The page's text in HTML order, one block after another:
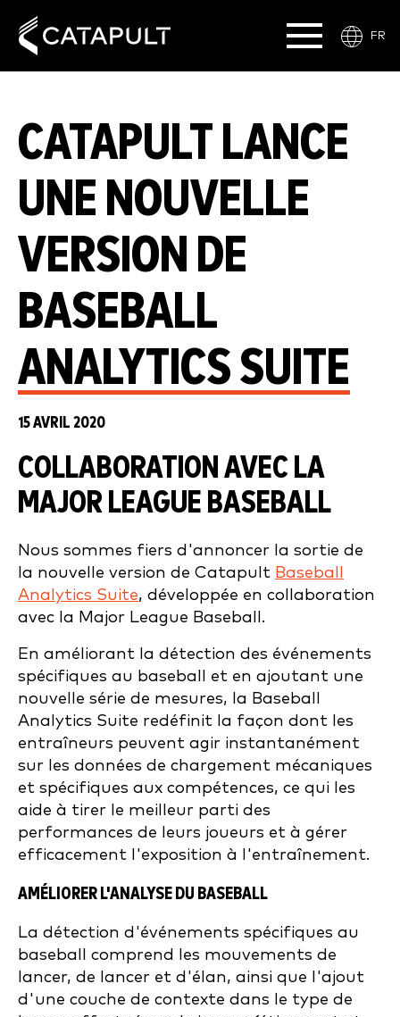
FR
CATAPULT LANCE
UNE NOUVELLE
VERSION DE
BASEBALL
ANALYTICS SUITE
15 AVRIL 2020
COLLABORATION AVEC LA
MAJOR LEAGUE BASEBALL
Nous sommes fiers d'annoncer la sortie de
la nouvelle version de Catapult Baseball
Analytics Suite, développée en collaboration
avec la Major League Baseball.
En améliorant la détection des événements
spécifiques au baseball et en ajoutant une
nouvelle série de mesures, la Baseball
Analytics Suite redéfinit la façon dont les
entraîneurs peuvent agir instantanément
sur les données de chargement mécaniques
et spécifiques aux compétences, ce qui les
aide à tirer le meilleur parti des
performances de leurs joueurs et à gérer
efficacement l'exposition à l'entraînement.
AMÉLIORER L'ANALYSE DU BASEBALL
La détection d'événements spécifiques au
baseball comprend les mouvements de
lancer, de lancer et d'élan, ainsi que l'ajout
d'une couche de contexte dans le type de